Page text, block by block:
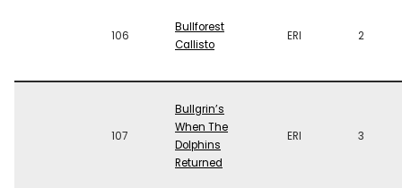
106
Bullforest
Callisto
ERI 2
107
Bullgrin’s
When The
Dolphins
Returned
ERI 3